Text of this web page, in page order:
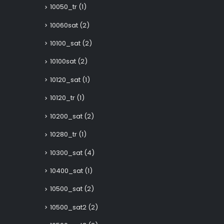
10050_tr (1)
10060sat (2)
10100_sat (2)
10100sat (2)
10120_sat (1)
10120_tr (1)
10200_sat (2)
10280_tr (1)
10300_sat (4)
10400_sat (1)
10500_sat (2)
10500_sat2 (2)